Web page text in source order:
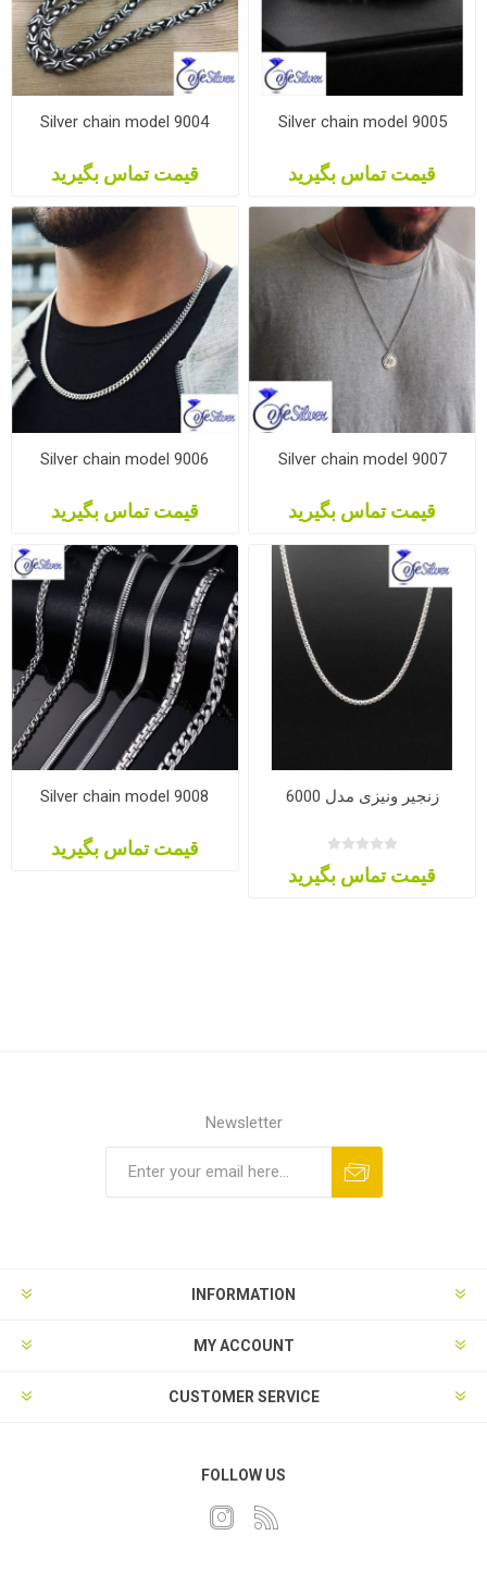
Silver chain model 9004
قیمت تماس بگیرید
Silver chain model 9005
قیمت تماس بگیرید
Silver chain model 9006
قیمت تماس بگیرید
Silver chain model 9007
قیمت تماس بگیرید
Silver chain model 9008
قیمت تماس بگیرید
زنجیر ونیزی مدل 6000
قیمت تماس بگیرید
Newsletter
INFORMATION
MY ACCOUNT
CUSTOMER SERVICE
FOLLOW US